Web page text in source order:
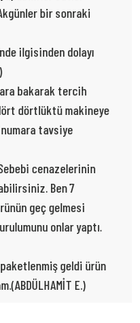
bir sonraki
ilgisinden dolayı
bakarak tercih
dörtlüktü makineye
tavsiye
cenazelerinin
Ben 7
geç gelmesi
onlar yaptı.
geldi ürün
E.)